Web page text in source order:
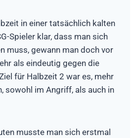
in einer tatsächlich kalten
Spieler klar, dass man sich
muss, gewann man doch vor
als eindeutig gegen die
für Halbzeit 2 war es, mehr
sowohl im Angriff, als auch in
musste man sich erstmal